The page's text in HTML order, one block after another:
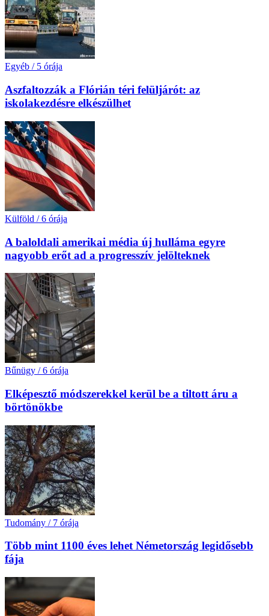
Egyéb / 5 órája
Aszfaltozzák a Flórián téri felüljárót: az
iskolakezdésre elkészülhet
Külföld / 6 órája
A baloldali amerikai média új hulláma egyre
nagyobb erőt ad a progresszív jelölteknek
Bűnügy / 6 órája
Elképesztő módszerekkel kerül be a tiltott áru a
börtönökbe
Tudomány / 7 órája
Több mint 1100 éves lehet Németország legidősebb
fája